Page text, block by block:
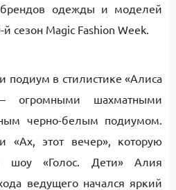
брендов одежды и моделей
сезон Magic Fashion Week.
подиум в стилистике «Алиса
огромными шахматными
черно-белым подиумом.
«Ах, этот вечер», которую
шоу «Голос. Дети» Алия
ведущего начался яркий